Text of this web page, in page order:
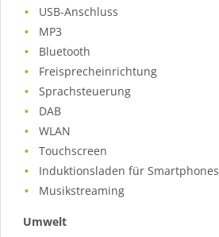
USB-Anschluss
MP3
Bluetooth
Freisprecheinrichtung
Sprachsteuerung
DAB
WLAN
Touchscreen
Induktionsladen für Smartphones
Musikstreaming
Umwelt